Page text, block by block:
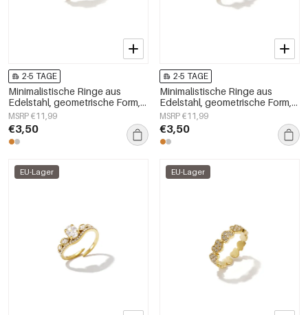
2-5 TAGE
Minimalistische Ringe aus
Edelstahl, geometrische Form,
schlichte Alltags-Serie,
Damenschmuck
MSRP €11,99
€3,50
2-5 TAGE
Minimalistische Ringe aus
Edelstahl, geometrische Form,
schlichte Alltags-Serie,
Damenschmuck
MSRP €11,99
€3,50
EU-Lager EU-Lager